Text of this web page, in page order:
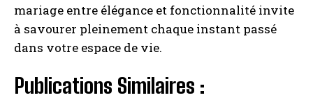
mariage entre élégance et fonctionnalité invite
à savourer pleinement chaque instant passé
dans votre espace de vie.
Publications Similaires :